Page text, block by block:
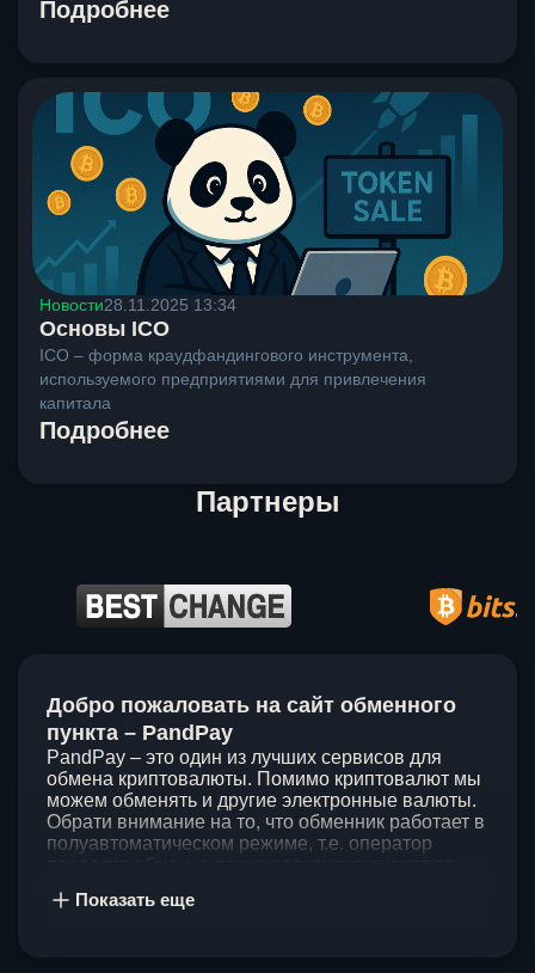
Подробнее
Новости28.11.2025 13:34
Основы ICO
ICO – форма краудфандингового инструмента,
используемого предприятиями для привлечения
капитала
Подробнее
Партнеры
Добро пожаловать на сайт обменного
пункта – PandPay
PandPay – это один из лучших сервисов для
обмена криптовалюты. Помимо криптовалют мы
можем обменять и другие электронные валюты.
Обрати внимание на то, что обменник работает в
полуавтоматическом режиме, т.е. оператор
клиентов, поэтому стараемся проводить обмены
Показать еще